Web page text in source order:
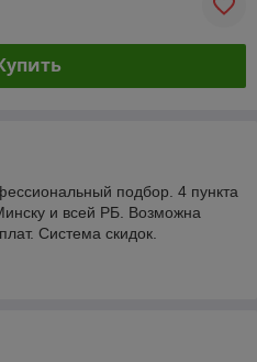
подбор. 4 пункта
и всей РБ. Возможна
Система скидок.